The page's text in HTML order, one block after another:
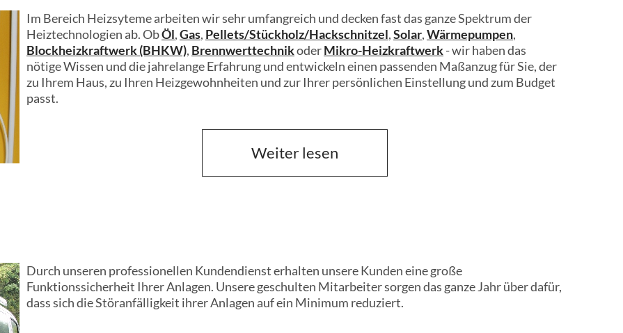
Im Bereich Heizsyteme arbeiten wir sehr umfangreich und decken fast das ganze Spektrum der
Heiztechnologien ab. ObÖl,Gas, Pellets/Stückholz/Hackschnitzel,Solar,Wärmepumpen,
Blockheizkraftwerk (BHKW), BrennwerttechnikoderMikro-Heizkraftwerk- wir haben das
nötige Wissen und die jahrelange Erfahrung und entwickeln einen passenden Maßanzug für Sie, der
zu Ihrem Haus, zu Ihren Heizgewohnheiten und zur Ihrer persönlichen Einstellung und zum Budget
passt.
Weiter lesen
Weiter lesen
Durch unseren professionellen Kundendienst erhalten unsere Kunden eine große
Funktionssicherheit Ihrer Anlagen. Unsere geschulten Mitarbeiter sorgen das ganze Jahr über dafür,
dass sich die Störanfälligkeit ihrer Anlagen auf ein Minimum reduziert.